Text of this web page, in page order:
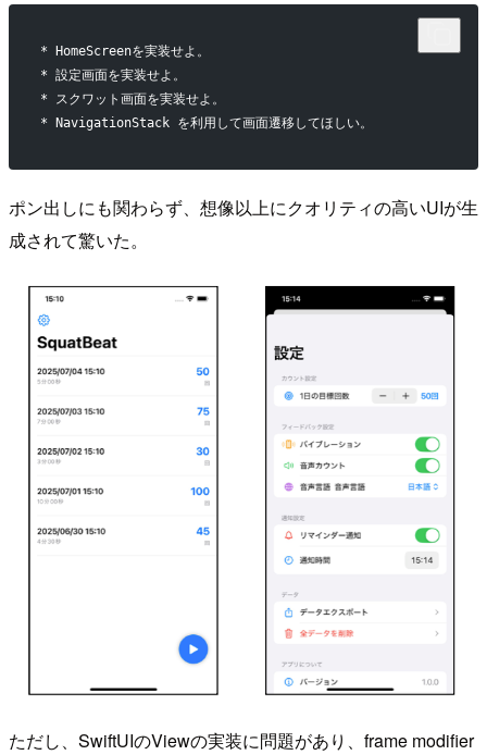
* HomeScreenを実装せよ。
* 設定画面を実装せよ。
* スクワット画面を実装せよ。
* NavigationStack を利用して画面遷移してほしい。
ポン出しにも関わらず、想像以上にクオリティの高いUIが生
成されて驚いた。
ただし、SwiftUIのViewの実装に問題があり、frame modifier